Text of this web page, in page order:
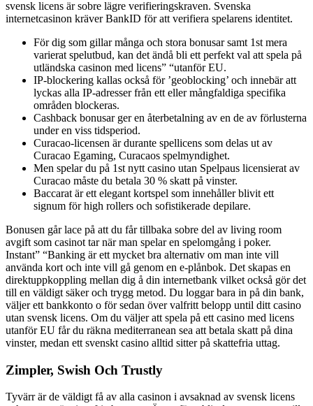
svensk licens är sobre lägre verifieringskraven. Svenska
internetcasinon kräver BankID för att verifiera spelarens identitet.
För dig som gillar många och stora bonusar samt 1st mera
varierat spelutbud, kan det ändå bli ett perfekt val att spela på
utländska casinon med licens” “utanför EU.
IP-blockering kallas också för ’geoblocking’ och innebär att
lyckas alla IP-adresser från ett eller mångfaldiga specifika
områden blockeras.
Cashback bonusar ger en återbetalning av en de av förlusterna
under en viss tidsperiod.
Curacao-licensen är durante spellicens som delas ut av
Curacao Egaming, Curacaos spelmyndighet.
Men spelar du på 1st nytt casino utan Spelpaus licensierat av
Curacao måste du betala 30 % skatt på vinster.
Baccarat är ett elegant kortspel som innehåller blivit ett
signum för high rollers och sofistikerade depilare.
Bonusen går lace på att du får tillbaka sobre del av living room
avgift som casinot tar när man spelar en spelomgång i poker.
Instant” “Banking är ett mycket bra alternativ om man inte vill
använda kort och inte vill gå genom en e-plånbok. Det skapas en
direktuppkoppling mellan dig å din internetbank vilket också gör det
till en väldigt säker och trygg metod. Du loggar bara in på din bank,
väljer ett bankkonto o för sedan över valfritt belopp until ditt casino
utan svensk licens. Om du väljer att spela på ett casino med licens
utanför EU får du räkna mediterranean sea att betala skatt på dina
vinster, medan ett svenskt casino alltid sitter på skattefria uttag.
Zimpler, Swish Och Trustly
Tyvärr är de väldigt få av alla casinon i avsaknad av svensk licens